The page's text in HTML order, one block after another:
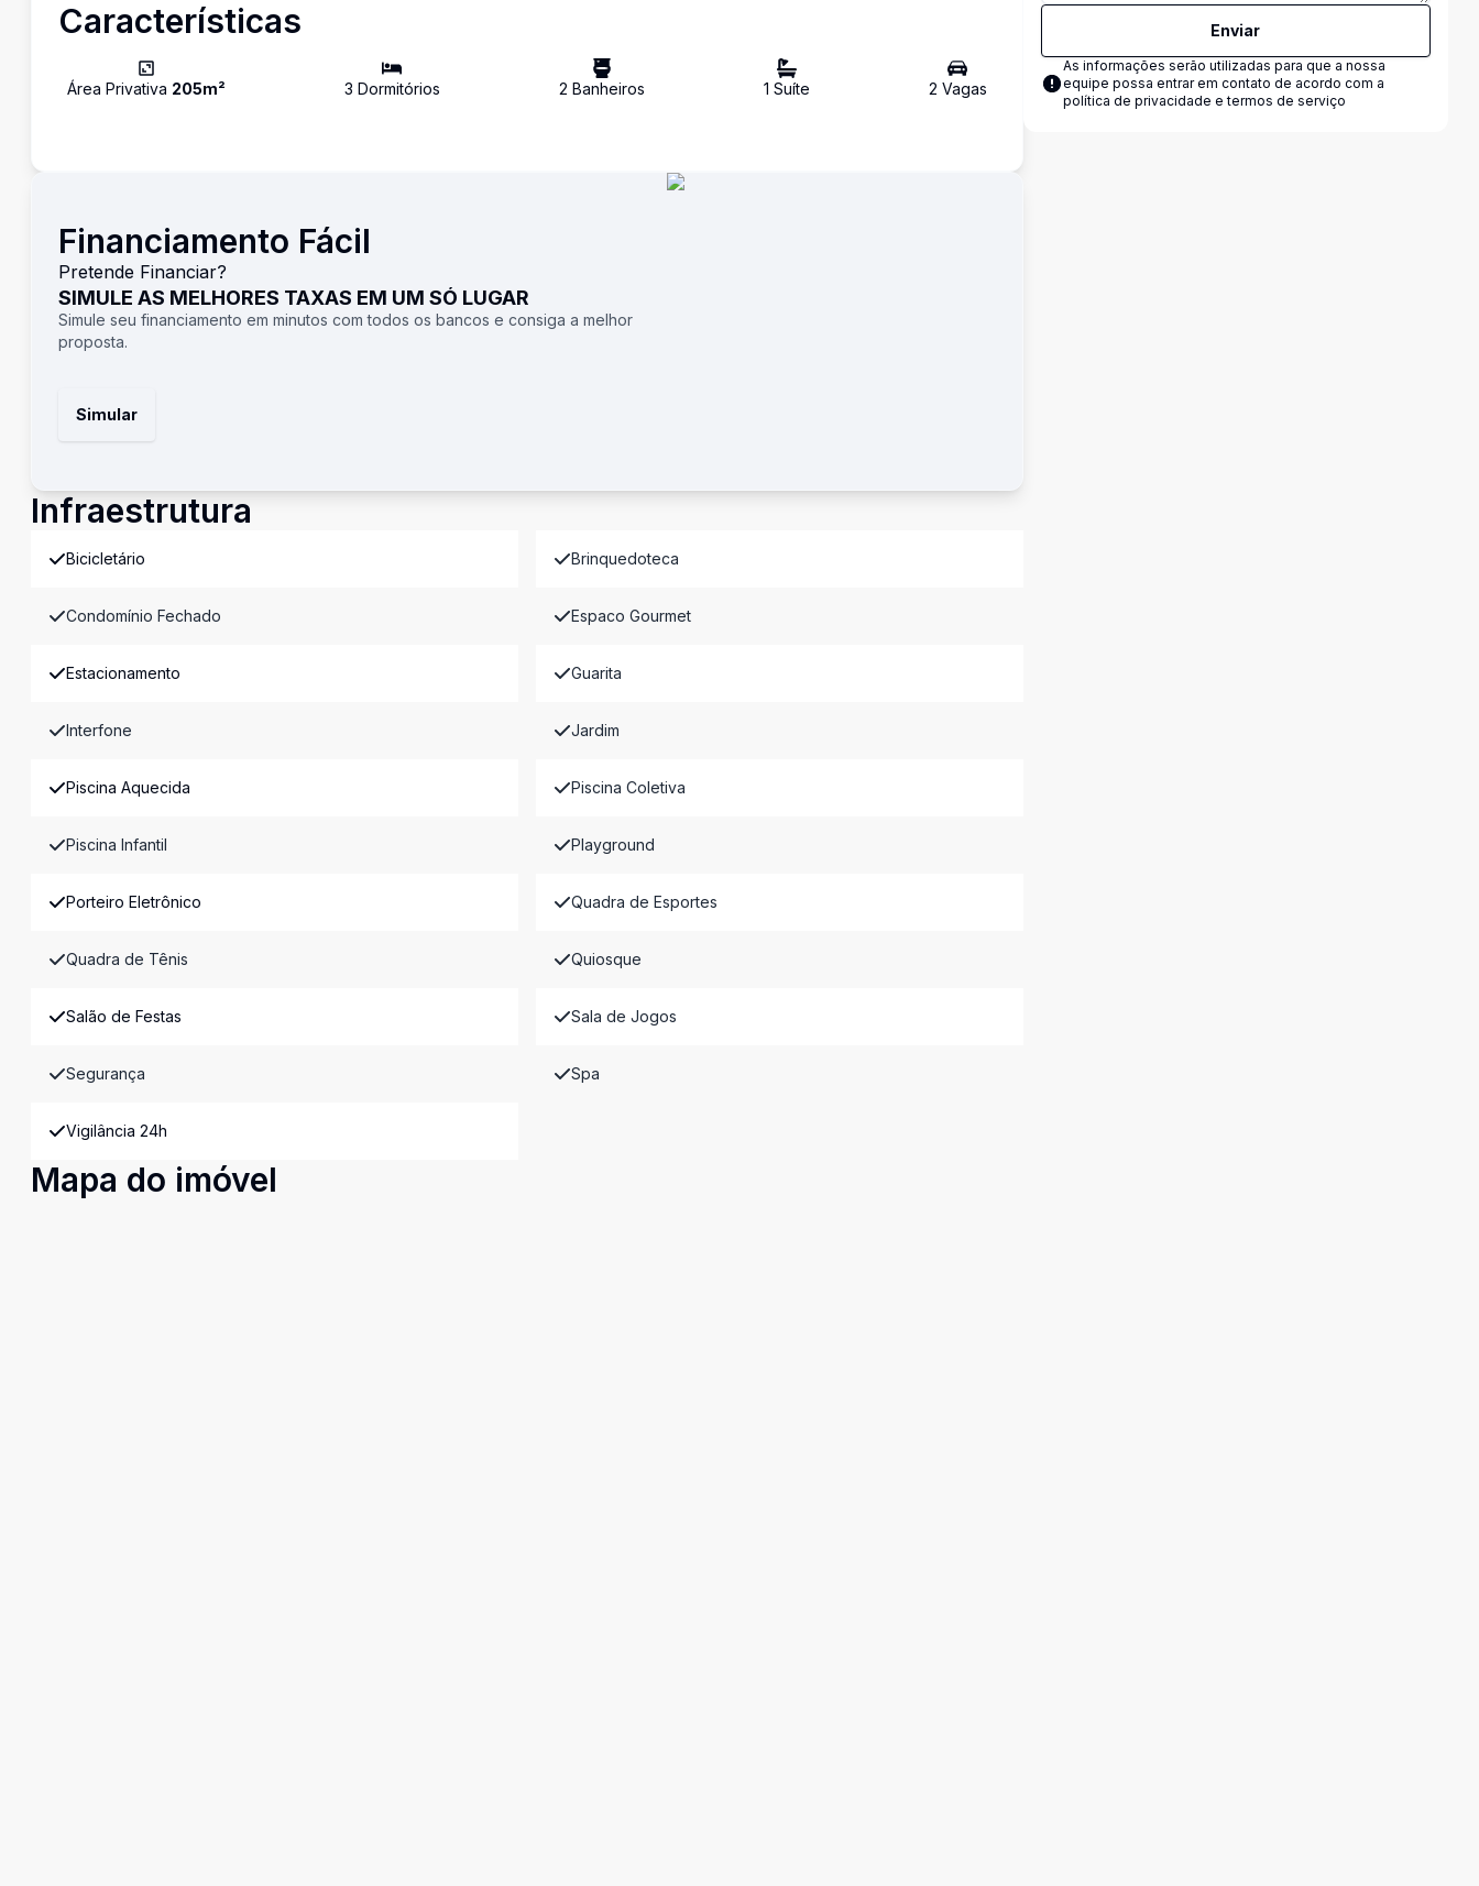
Características
Área Privativa 205m² 3 Dormitórios 2 Banheiros 1 Suíte 2 Vagas
Financiamento Fácil
Pretende Financiar?
SIMULE AS MELHORES TAXAS EM UM SÓ LUGAR
Simule seu financiamento em minutos com todos os bancos e consiga a melhor
proposta.
Simular
Infraestrutura
Bicicletário Brinquedoteca
Condomínio Fechado Espaco Gourmet
Estacionamento Guarita
Interfone Jardim
Piscina Aquecida Piscina Coletiva
Piscina Infantil Playground
Porteiro Eletrônico Quadra de Esportes
Quadra de Tênis Quiosque
Salão de Festas Sala de Jogos
Segurança Spa
Vigilância 24h
Mapa do imóvel
Enviar
As informações serão utilizadas para que a nossa
equipe possa entrar em contato de acordo com a
política de privacidade e termos de serviço